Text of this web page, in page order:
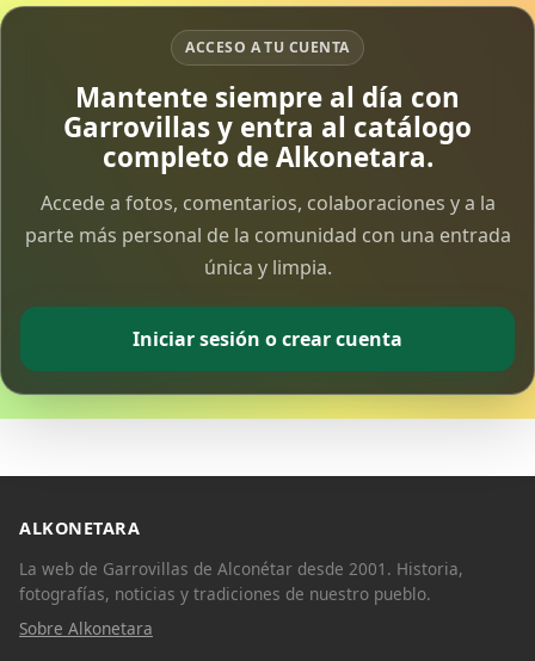
ACCESO A TU CUENTA
Mantente siempre al día con
Garrovillas y entra al catálogo
completo de Alkonetara.
Accede a fotos, comentarios, colaboraciones y a la
parte más personal de la comunidad con una entrada
única y limpia.
Iniciar sesión o crear cuenta
ALKONETARA
La web de Garrovillas de Alconétar desde 2001. Historia,
fotografías, noticias y tradiciones de nuestro pueblo.
Sobre Alkonetara